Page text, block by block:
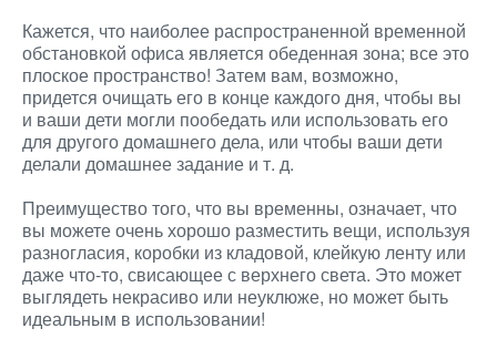
Кажется, что наиболее распространенной временной
обстановкой офиса является обеденная зона; все это
плоское пространство! Затем вам, возможно,
придется очищать его в конце каждого дня, чтобы вы
и ваши дети могли пообедать или использовать его
для другого домашнего дела, или чтобы ваши дети
делали домашнее задание и т. д.
Преимущество того, что вы временны, означает, что
вы можете очень хорошо разместить вещи, используя
разногласия, коробки из кладовой, клейкую ленту или
даже что-то, свисающее с верхнего света. Это может
выглядеть некрасиво или неуклюже, но может быть
идеальным в использовании!